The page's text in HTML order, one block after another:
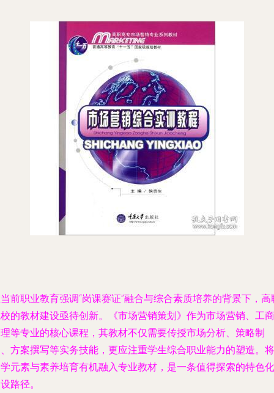
前职业教育强调“岗课赛证”融合与综合素质培养的背景下，高
的教材建设亟待创新。《市场营销策划》作为市场营销、工商
等专业的核心课程，其教材不仅需要传授市场分析、策略制
方案撰写等实务技能，更应注重学生综合职业能力的塑造。将
元素与素养培育有机融入专业教材，是一条值得探索的特色化
路径。